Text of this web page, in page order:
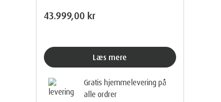
43.999,00 kr
Læs mere
Gratis hjemmelevering på
alle ordrer